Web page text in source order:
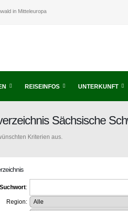
in Mitteleuropa
REISEINFOS UNTERKUNFT
Sächsische
Kriterien aus.
Suchwort:
Region: